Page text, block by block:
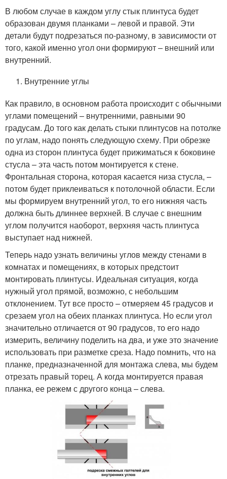
В любом случае в каждом углу стык плинтуса будет
образован двумя планками – левой и правой. Эти
детали будут подрезаться по-разному, в зависимости от
того, какой именно угол они формируют – внешний или
внутренний.
Внутренние углы
Как правило, в основном работа происходит с обычными
углами помещений – внутренними, равными 90
градусам. До того как делать стыки плинтусов на потолке
по углам, надо понять следующую схему. При обрезке
одна из сторон плинтуса будет прижиматься к боковине
стусла – эта часть потом монтируется к стене.
Фронтальная сторона, которая касается низа стусла, –
потом будет приклеиваться к потолочной области. Если
мы формируем внутренний угол, то его нижняя часть
должна быть длиннее верхней. В случае с внешним
углом получится наоборот, верхняя часть плинтуса
выступает над нижней.
Теперь надо узнать величины углов между стенами в
комнатах и помещениях, в которых предстоит
монтировать плинтусы. Идеальная ситуация, когда
нужный угол прямой, возможно, с небольшим
отклонением. Тут все просто – отмеряем 45 градусов и
срезаем угол на обеих планках плинтуса. Но если угол
значительно отличается от 90 градусов, то его надо
измерить, величину поделить на два, и уже это значение
использовать при разметке среза. Надо помнить, что на
планке, предназначенной для монтажа слева, мы будем
отрезать правый торец. А когда монтируется правая
планка, ее режем с другого конца – слева.